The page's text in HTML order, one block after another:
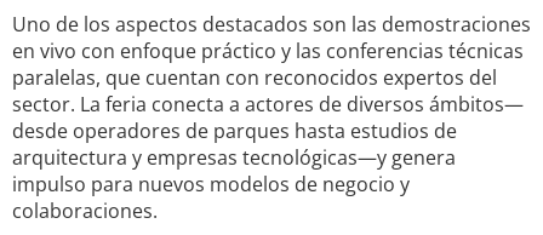
Uno de los aspectos destacados son las demostraciones
en vivo con enfoque práctico y las conferencias técnicas
paralelas, que cuentan con reconocidos expertos del
sector. La feria conecta a actores de diversos ámbitos—
desde operadores de parques hasta estudios de
arquitectura y empresas tecnológicas—y genera
impulso para nuevos modelos de negocio y
colaboraciones.